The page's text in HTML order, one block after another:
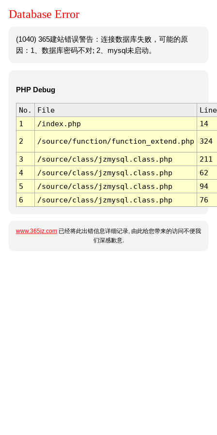
Database Error
(1040) 365建站错误警告：连接数据库失败，可能的原
因：1、数据库密码不对; 2、mysql未启动。
PHP Debug
No. File
Line
1
/index.php 14
2 /source/function/function_extend.php 324
3 /source/class/jzmysql.class.php
211
4
/source/class/jzmysql.class.php
62
5
/source/class/jzmysql.class.php
94
6
/source/class/jzmysql.class.php 76
www.365jz.com 已经将此出错信息详细记录, 由此给您带来的访问不便我
们深感歉意.